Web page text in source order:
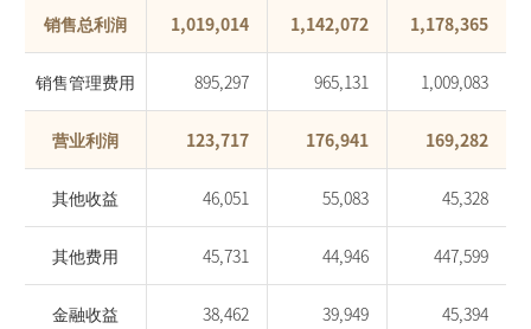
销售总利润 1,019,014 1,142,072 1,178,365
销售管理费用 895,297 965,131 1,009,083
营业利润 123,717 176,941 169,282
其他收益 46,051 55,083 45,328
其他费用 45,731 44,946 447,599
金融收益 38,462 39,949 45,394